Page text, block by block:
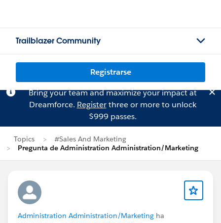
Trailblazer Community
Registrarse
Bring your team and maximize your impact at
Dreamforce. Registerthree or more to unlock
$999 passes.
Topics
#Sales And Marketing
Pregunta de Administration Administration/Marketing
Administration Administration/Marketing ha